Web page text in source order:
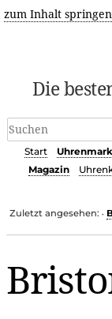
zum Inhalt springen
Die
Start
Magazin
Zuletzt angesehen: •